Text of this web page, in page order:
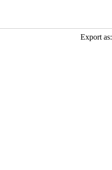
Export as: